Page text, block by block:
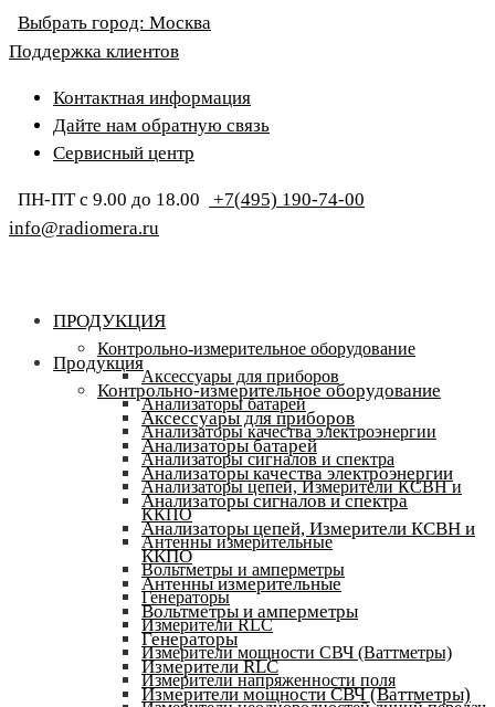
Выбрать город: Москва
Поддержка клиентов
Контактная информация
Дайте нам обратную связь
Сервисный центр
ПН-ПТ с 9.00 до 18.00
+7(495) 190-74-00
info@radiomera.ru
ПРОДУКЦИЯ
Контрольно-измерительное оборудование
Аксессуары для приборов
Анализаторы батарей
Анализаторы качества электроэнергии
Анализаторы сигналов и спектра
Анализаторы цепей, Измерители КСВН и
ККПО
Антенны измерительные
Вольтметры и амперметры
Генераторы
Измерители RLC
Измерители мощности СВЧ (Ваттметры)
Измерители напряженности поля
Продукция
Контрольно-измерительное оборудование
Аксессуары для приборов
Анализаторы батарей
Анализаторы качества электроэнергии
Анализаторы сигналов и спектра
Анализаторы цепей, Измерители КСВН и
ККПО
Антенны измерительные
Вольтметры и амперметры
Генераторы
Измерители RLC
Измерители мощности СВЧ (Ваттметры)